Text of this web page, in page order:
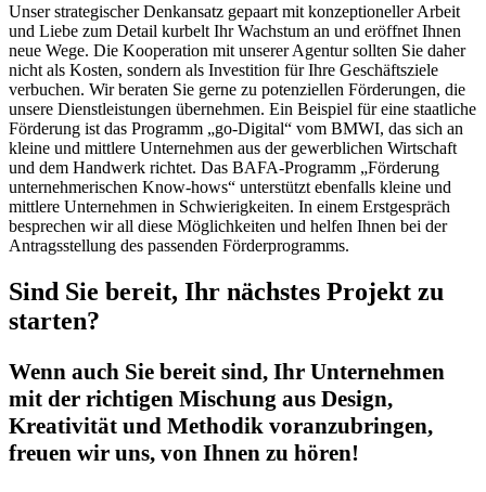
Unser strategischer Denkansatz gepaart mit konzeptioneller Arbeit
und Liebe zum Detail kurbelt Ihr Wachstum an und eröffnet Ihnen
neue Wege. Die Kooperation mit unserer Agentur sollten Sie daher
nicht als Kosten, sondern als Investition für Ihre Geschäftsziele
verbuchen. Wir beraten Sie gerne zu potenziellen Förderungen, die
unsere Dienstleistungen übernehmen. Ein Beispiel für eine staatliche
Förderung ist das Programm „go-Digital“ vom BMWI, das sich an
kleine und mittlere Unternehmen aus der gewerblichen Wirtschaft
und dem Handwerk richtet. Das BAFA-Programm „Förderung
unternehmerischen Know-hows“ unterstützt ebenfalls kleine und
mittlere Unternehmen in Schwierigkeiten. In einem Erstgespräch
besprechen wir all diese Möglichkeiten und helfen Ihnen bei der
Antragsstellung des passenden Förderprogramms.
Sind Sie bereit, Ihr nächstes Projekt zu
starten?
Wenn auch Sie bereit sind, Ihr Unternehmen
mit der richtigen Mischung aus Design,
Kreativität und Methodik voranzubringen,
freuen wir uns, von Ihnen zu hören!